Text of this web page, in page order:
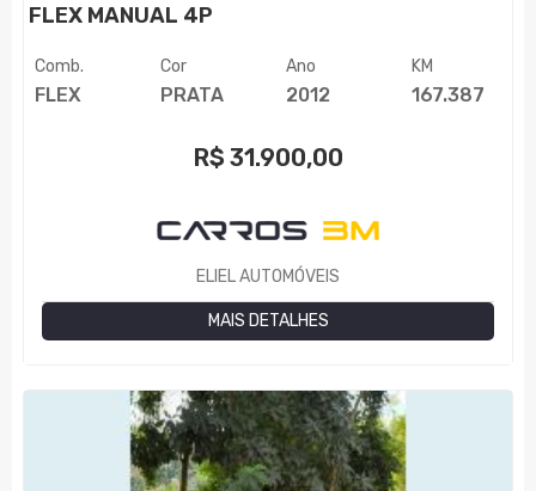
FLEX MANUAL 4P
Comb.
FLEX
Cor
PRATA
Ano
2012
KM
167.387
R$ 31.900,00
ELIEL AUTOMÓVEIS
MAIS DETALHES